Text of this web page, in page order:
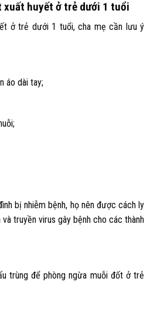
xuất huyết ở trẻ dưới 1 tuổi
ở trẻ dưới 1 tuổi, cha mẹ cần lưu ý
áo dài tay;
bị nhiễm bệnh, họ nên được cách ly
truyền virus gây bệnh cho các thành
trùng để phòng ngừa muỗi đốt ở trẻ